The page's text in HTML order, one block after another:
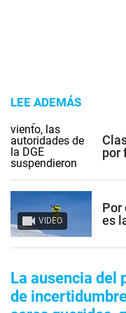
LEE ADEMÁS
por
VIDEO
Por
es
La ausencia del
de